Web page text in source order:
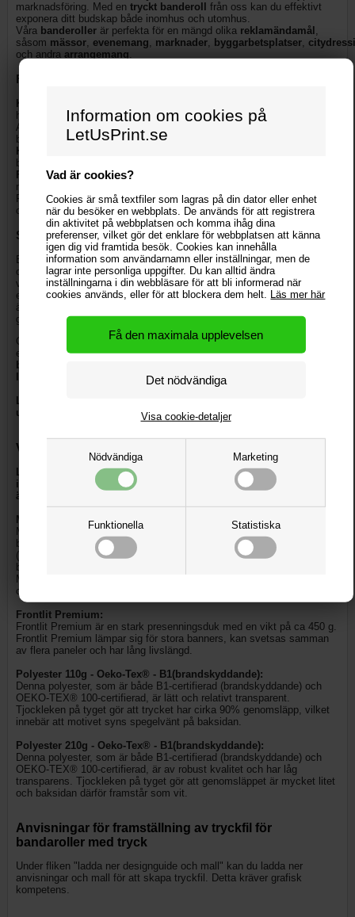
Information om cookies på
LetUsPrint.se
Vad är cookies?
Cookies är små textfiler som lagras på din dator eller enhet
när du besöker en webbplats. De används för att registrera
din aktivitet på webbplatsen och komma ihåg dina
preferenser, vilket gör det enklare för webbplatsen att känna
igen dig vid framtida besök. Cookies kan innehålla
information som användarnamn eller inställningar, men de
lagrar inte personliga uppgifter. Du kan alltid ändra
inställningarna i din webbläsare för att bli informerad när
cookies används, eller för att blockera dem helt. Läs mer här
Nödvändiga Marketing
Funktionella Statistiska
Visa cookie-detaljer
marknadsföring. Med en tryckt banderoll från oss kan du effektivt
exponera ditt budskap både inomhus och utomhus.
Våra banderollerär perfekta för en mängd olika reklamändamål
såsom mässor, evenemang marknader, byggarbetsplatser,
och andra arrangemang
Fördelar med Banderoller från LetUsPrint.se:
Kostnadseffektivt
högkvalitativareklambanderollertill bra priser.
Anpassa
storlekochmaterial
efter dina specifika behov. Vi erbjuder
både
vinylbanderoller , meshbanderoller
Hållbara material
både
Flexibilitet i design – välj mellan
mått för att passa ditt evenemang.
Perfekt förbyggarbetsplatser,mässor,event,marknadsföring,
och
butiksreklam.
Skräddarsy Ditt Budskap
En banderoll med tryckfrånLetUsPrint.seger maximal synlighet
och en effektiv marknadsföringslösning för ditt företag. Du kan
välja
storlek,material ochutförande för att skapa
en
reklambanderollsom passar perfekt för ditt syfte. Vi erbjuder
även alternativ för
gör det enkelt att sätta upp dinbanderollvar du än behöver den.
Oavsett om du behöver en stor banderollför att täcka en byggfasad
eller en mindre banderoll för dittevenemang, kan dubeställa
i Sverige.
LetUsPrint.se har ett stort urval av banderoller med tryck -
urvalet av tryckta banderoller här.
Välj bland följande material för din banderoll:
LetUsPrint.se rekommenderar B1 (brandskyddande) material för
inomhusbruk. Normalt kräver mässarrangörer m.fl. att materialen
är brandskyddande.
Mesh Standard - B1(brandskyddande):
Mesh Standard är en perforerad presenningsduk. Perforeringen gör att
bannern inte är lika utsatt för vind. Mesh Standard är B1-certifierad
(brandskyddande) och har en vikt på ca 300 g. Hålen kan göra att
budskapet på bannern blir något suddigt i motljus.
Mesh Standard lämpar sig för "mindre" banners (format på max 500
cm på ena ledden) och för kortvarig utomhusanvändning.
Frontlit Premium:
Frontlit Premium är en stark presenningsduk med en vikt på ca 450 g.
Frontlit Premium lämpar sig för stora banners, kan svetsas samman
av flera paneler och har lång livslängd.
Polyester 110g - Oeko-Tex® - B1(brandskyddande):
Denna polyester, som är både B1-certifierad (brandskyddande) och
OEKO-TEX® 100-certifierad, är lätt och relativt transparent.
Tjockleken på tyget gör att trycket har cirka 90% genomsläpp, vilket
innebär att motivet syns spegelvänt på baksidan.
Polyester 210g - Oeko-Tex® - B1(brandskyddande):
Denna polyester, som är både B1-certifierad (brandskyddande) och
OEKO-TEX® 100-certifierad, är av robust kvalitet och har låg
transparens. Tjockleken på tyget gör att genomsläppet är mycket litet
och baksidan därför framstår som vit.
Anvisningar för framställning av tryckfil för
bandaroller med tryck
Under fliken "ladda ner designguide och mall" kan du ladda ner
anvisningar och mall för att skapa tryckfil. Detta kräver grafisk
kompetens.